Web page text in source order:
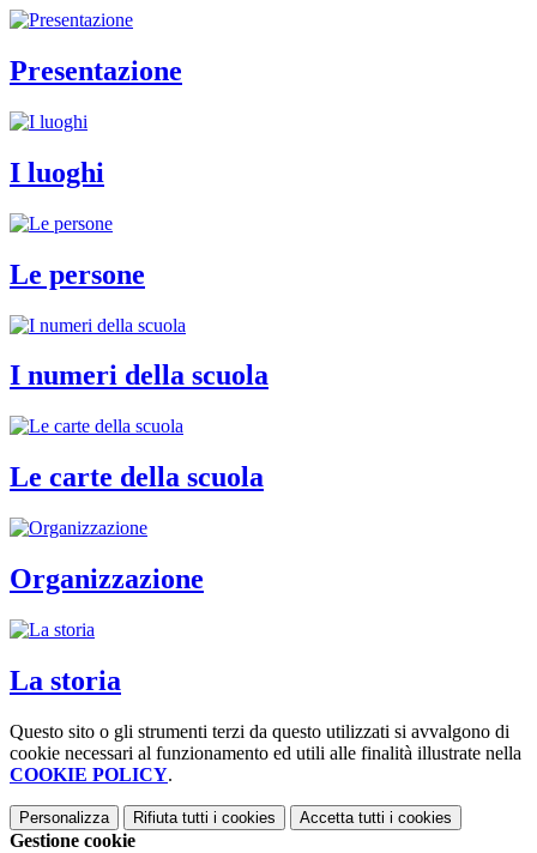
Presentazione
I luoghi
Le persone
I numeri della scuola
Le carte della scuola
Organizzazione
La storia
Questo sito o gli strumenti terzi da questo utilizzati si avvalgono di
cookie necessari al funzionamento ed utili alle finalità illustrate nella
COOKIE POLICY.
Personalizza Rifiuta tutti i cookies Accetta tutti i cookies
Gestione cookie